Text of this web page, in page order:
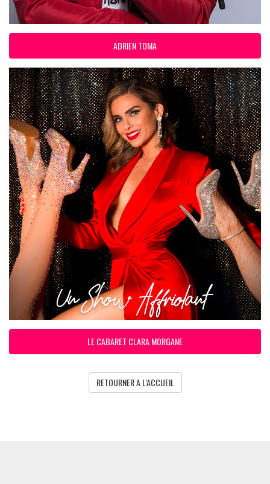
ADRIEN TOMA
LE CABARET CLARA MORGANE
RETOURNER A L'ACCUEIL